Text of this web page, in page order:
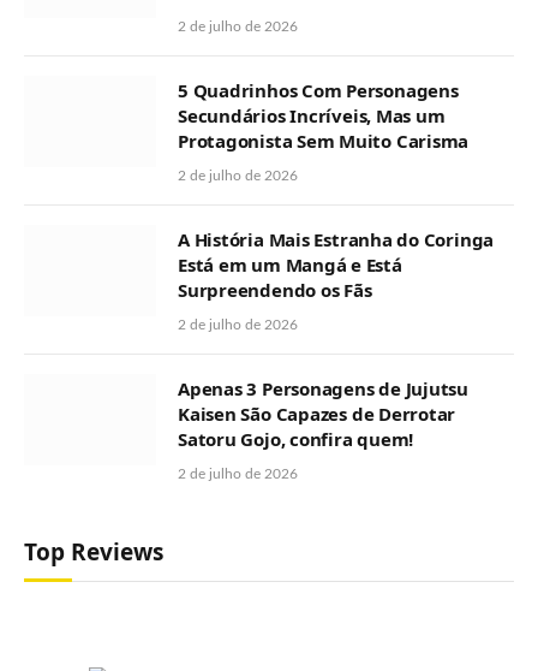
2 de julho de 2026
5 Quadrinhos Com Personagens
Secundários Incríveis, Mas um
Protagonista Sem Muito Carisma
2 de julho de 2026
A História Mais Estranha do Coringa
Está em um Mangá e Está
Surpreendendo os Fãs
2 de julho de 2026
Apenas 3 Personagens de Jujutsu
Kaisen São Capazes de Derrotar
Satoru Gojo, confira quem!
2 de julho de 2026
Top Reviews